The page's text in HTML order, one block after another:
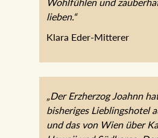
Wohlfühlen und
lieben.“
Klara Eder-Mitterer
„Der Erzherzog Joahnn
bisheriges Lieblingshotel
und das von Wien über